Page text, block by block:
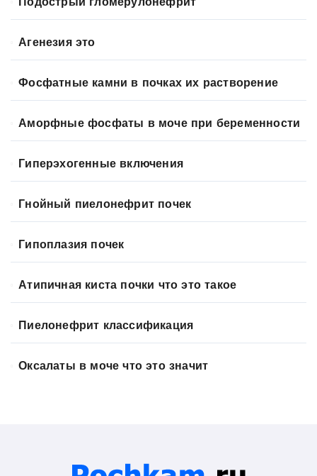
Подострый гломерулонефрит
Агенезия это
Фосфатные камни в почках их растворение
Аморфные фосфаты в моче при беременности
Гиперэхогенные включения
Гнойный пиелонефрит почек
Гипоплазия почек
Атипичная киста почки что это такое
Пиелонефрит классификация
Оксалаты в моче что это значит